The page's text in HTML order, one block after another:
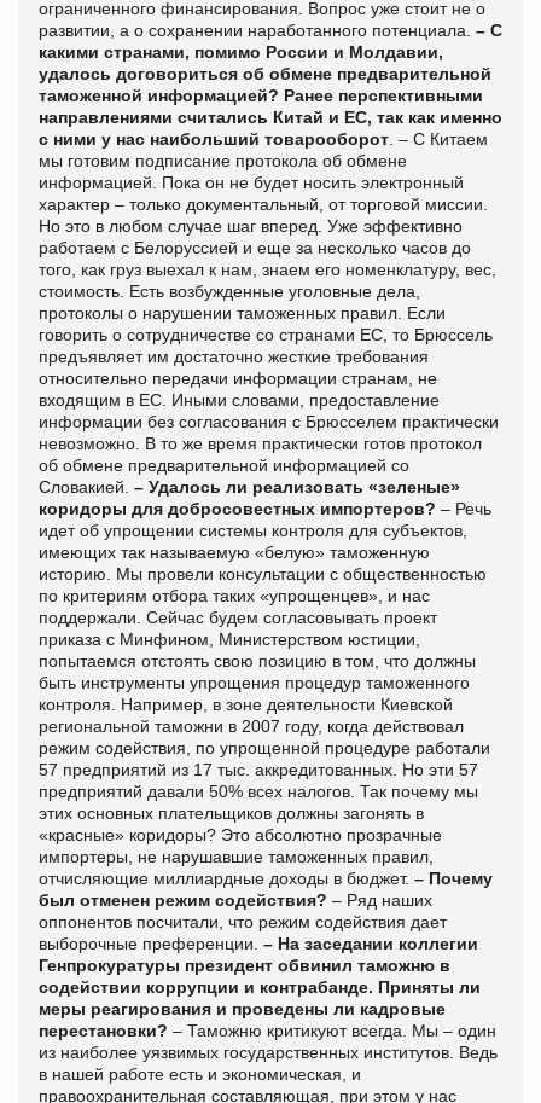
ограниченного финансирования. Вопрос уже стоит не о
развитии, а о сохранении наработанного потенциала. – С
какими странами, помимо России и Молдавии,
удалось договориться об обмене предварительной
таможенной информацией? Ранее перспективными
направлениями считались Китай и ЕС, так как именно
с ними у нас наибольший товарооборот . – С Китаем
мы готовим подписание протокола об обмене
информацией. Пока он не будет носить электронный
характер – только документальный, от торговой миссии.
Но это в любом случае шаг вперед. Уже эффективно
работаем с Белоруссией и еще за несколько часов до
того, как груз выехал к нам, знаем его номенклатуру, вес,
стоимость. Есть возбужденные уголовные дела,
протоколы о нарушении таможенных правил. Если
говорить о сотрудничестве со странами ЕС, то Брюссель
предъявляет им достаточно жесткие требования
относительно передачи информации странам, не
входящим в ЕС. Иными словами, предоставление
информации без согласования с Брюсселем практически
невозможно. В то же время практически готов протокол
об обмене предварительной информацией со
Словакией. – Удалось ли реализовать «зеленые»
коридоры для добросовестных импортеров? – Речь
идет об упрощении системы контроля для субъектов,
имеющих так называемую «белую» таможенную
историю. Мы провели консультации с общественностью
по критериям отбора таких «упрощенцев», и нас
поддержали. Сейчас будем согласовывать проект
приказа с Минфином, Министерством юстиции,
попытаемся отстоять свою позицию в том, что должны
быть инструменты упрощения процедур таможенного
контроля. Например, в зоне деятельности Киевской
региональной таможни в 2007 году, когда действовал
режим содействия, по упрощенной процедуре работали
57 предприятий из 17 тыс. аккредитованных. Но эти 57
предприятий давали 50% всех налогов. Так почему мы
этих основных плательщиков должны загонять в
«красные» коридоры? Это абсолютно прозрачные
импортеры, не нарушавшие таможенных правил,
отчисляющие миллиардные доходы в бюджет. – Почему
был отменен режим содействия? – Ряд наших
оппонентов посчитали, что режим содействия дает
выборочные преференции. – На заседании коллегии
Генпрокуратуры президент обвинил таможню в
содействии коррупции и контрабанде. Приняты ли
меры реагирования и проведены ли кадровые
перестановки? – Таможню критикуют всегда. Мы – один
из наиболее уязвимых государственных институтов. Ведь
в нашей работе есть и экономическая, и
правоохранительная составляющая, при этом у нас